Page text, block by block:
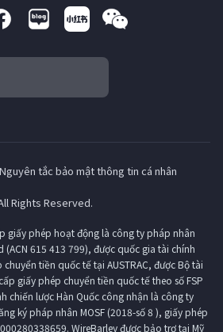
tắc bảo mật thông tin cá nhân
Rights Reserved.
giấy phép hoạt động là công ty pháp nhân
(ACN 615 413 799), được quốc gia tài chính
tiền quốc tế tại AUSTRAC, được Bộ tài
giấy phép chuyển tiền quốc tế theo số FSP
chiến lược Hàn Quốc công nhận là công ty
ký pháp nhân MOSF (2018-số 8 ), giấy phép
WireBarley được bảo trợ tại Mỹ